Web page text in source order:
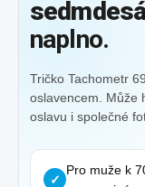
naplno.
Tričko Tachometr
oslavencem. Může
oslavu i společné
✓
Pro muže k